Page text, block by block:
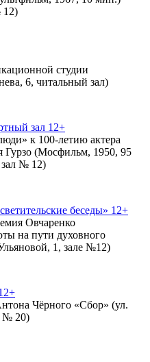
12)
студии
6, читальный зал)
зал 12+
к 100-летию актера
Гурзо (Мосфильм, 1950, 95
№ 12)
беседы» 12+
Овчаренко
на пути духовного
1, зале №12)
Чёрного «Сбор» (ул.
№ 20)